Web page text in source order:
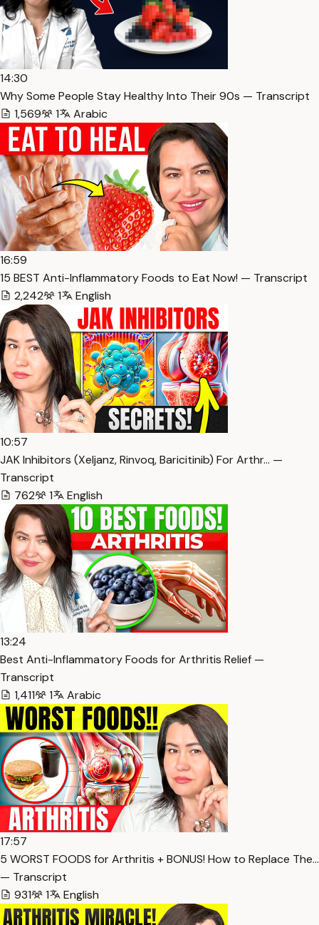
14:30
Why Some People Stay Healthy Into Their 90s — Transcript
1,569
1 Arabic
16:59
15 BEST Anti-Inflammatory Foods to Eat Now! — Transcript
2,242
1 English
10:57
JAK Inhibitors (Xeljanz, Rinvoq, Baricitinib) For Arthr… —
Transcript
762
1 English
13:24
Best Anti-Inflammatory Foods for Arthritis Relief —
Transcript
1,411
1 Arabic
17:57
5 WORST FOODS for Arthritis + BONUS! How to Replace The…
— Transcript
931
1 English